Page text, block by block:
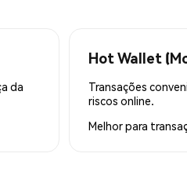
da
Hot Wallet
Transações
riscos online.
Melhor para